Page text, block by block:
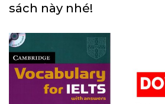
sách này nhé!